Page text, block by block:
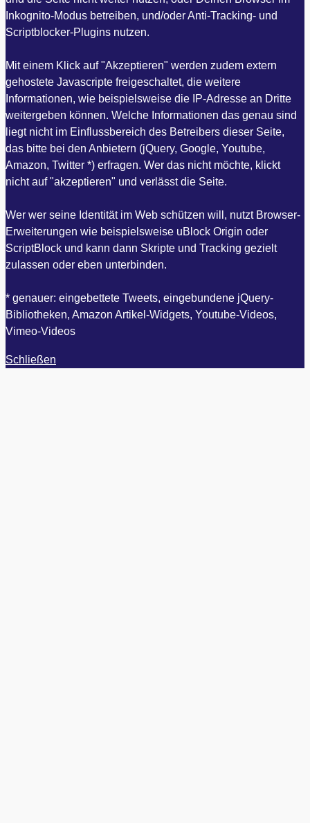
Inkognito-Modus betreiben, und/oder Anti-Tracking- und
Scriptblocker-Plugins nutzen.
Mit einem Klick auf "Akzeptieren" werden zudem extern
gehostete Javascripte freigeschaltet, die weitere
Informationen, wie beispielsweise die IP-Adresse an Dritte
weitergeben können. Welche Informationen das genau sind
liegt nicht im Einflussbereich des Betreibers dieser Seite,
das bitte bei den Anbietern (jQuery, Google, Youtube,
Amazon, Twitter *) erfragen. Wer das nicht möchte, klickt
nicht auf "akzeptieren" und verlässt die Seite.
Wer wer seine Identität im Web schützen will, nutzt Browser-
Erweiterungen wie beispielsweise uBlock Origin oder
ScriptBlock und kann dann Skripte und Tracking gezielt
zulassen oder eben unterbinden.
* genauer: eingebettete Tweets, eingebundene jQuery-
Bibliotheken, Amazon Artikel-Widgets, Youtube-Videos,
Vimeo-Videos
Schließen